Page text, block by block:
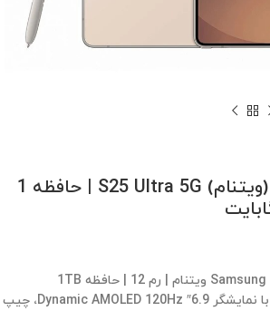
گوشی سامسونگ (ویتنام) S25 Ultra 5G | حافظه 1
پرچمدار 2025 سامسونگ با نمایشگر 6.9″ Dynamic AMOLED 120Hz، چیپ